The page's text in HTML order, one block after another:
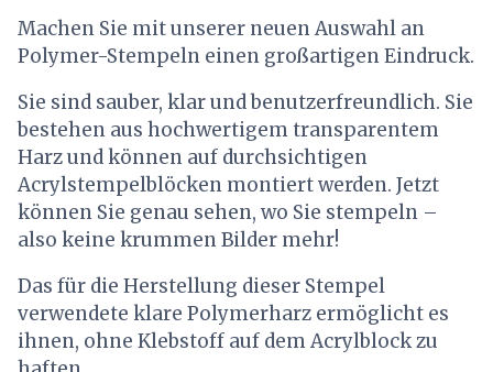
Machen Sie mit unserer neuen Auswahl an
Polymer-Stempeln einen großartigen Eindruck.
Sie sind sauber, klar und benutzerfreundlich. Sie
bestehen aus hochwertigem transparentem
Harz und können auf durchsichtigen
Acrylstempelblöcken montiert werden. Jetzt
können Sie genau sehen, wo Sie stempeln –
also keine krummen Bilder mehr!
Das für die Herstellung dieser Stempel
verwendete klare Polymerharz ermöglicht es
ihnen, ohne Klebstoff auf dem Acrylblock zu